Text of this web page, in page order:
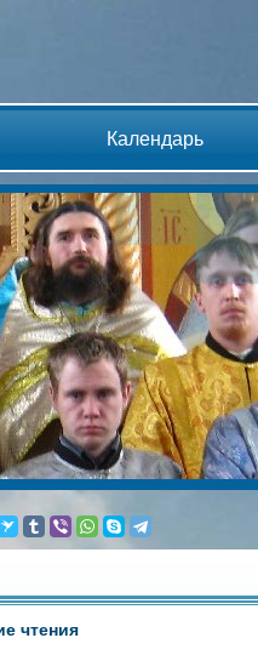
Календарь
чтения